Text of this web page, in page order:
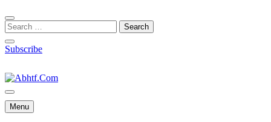
Subscribe
Abhtf.Com
Menu